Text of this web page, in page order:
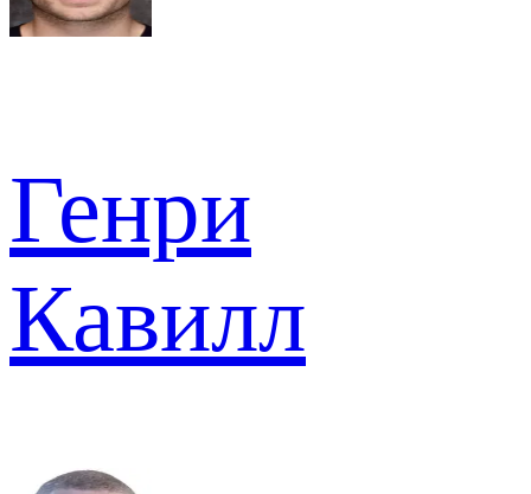
Генри
Кавилл